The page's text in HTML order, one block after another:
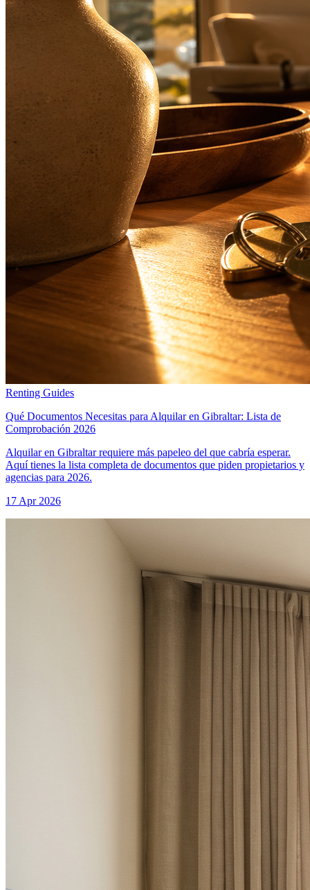
Renting Guides
Qué Documentos Necesitas para Alquilar en Gibraltar: Lista de
Comprobación 2026
Alquilar en Gibraltar requiere más papeleo del que cabría esperar.
Aquí tienes la lista completa de documentos que piden propietarios y
agencias para 2026.
17 Apr 2026